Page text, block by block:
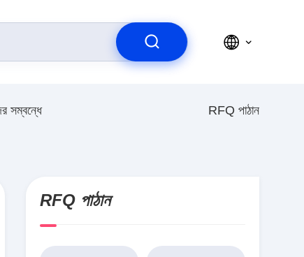
সম্বন্ধে RFQ পাঠান
RFQ পাঠান